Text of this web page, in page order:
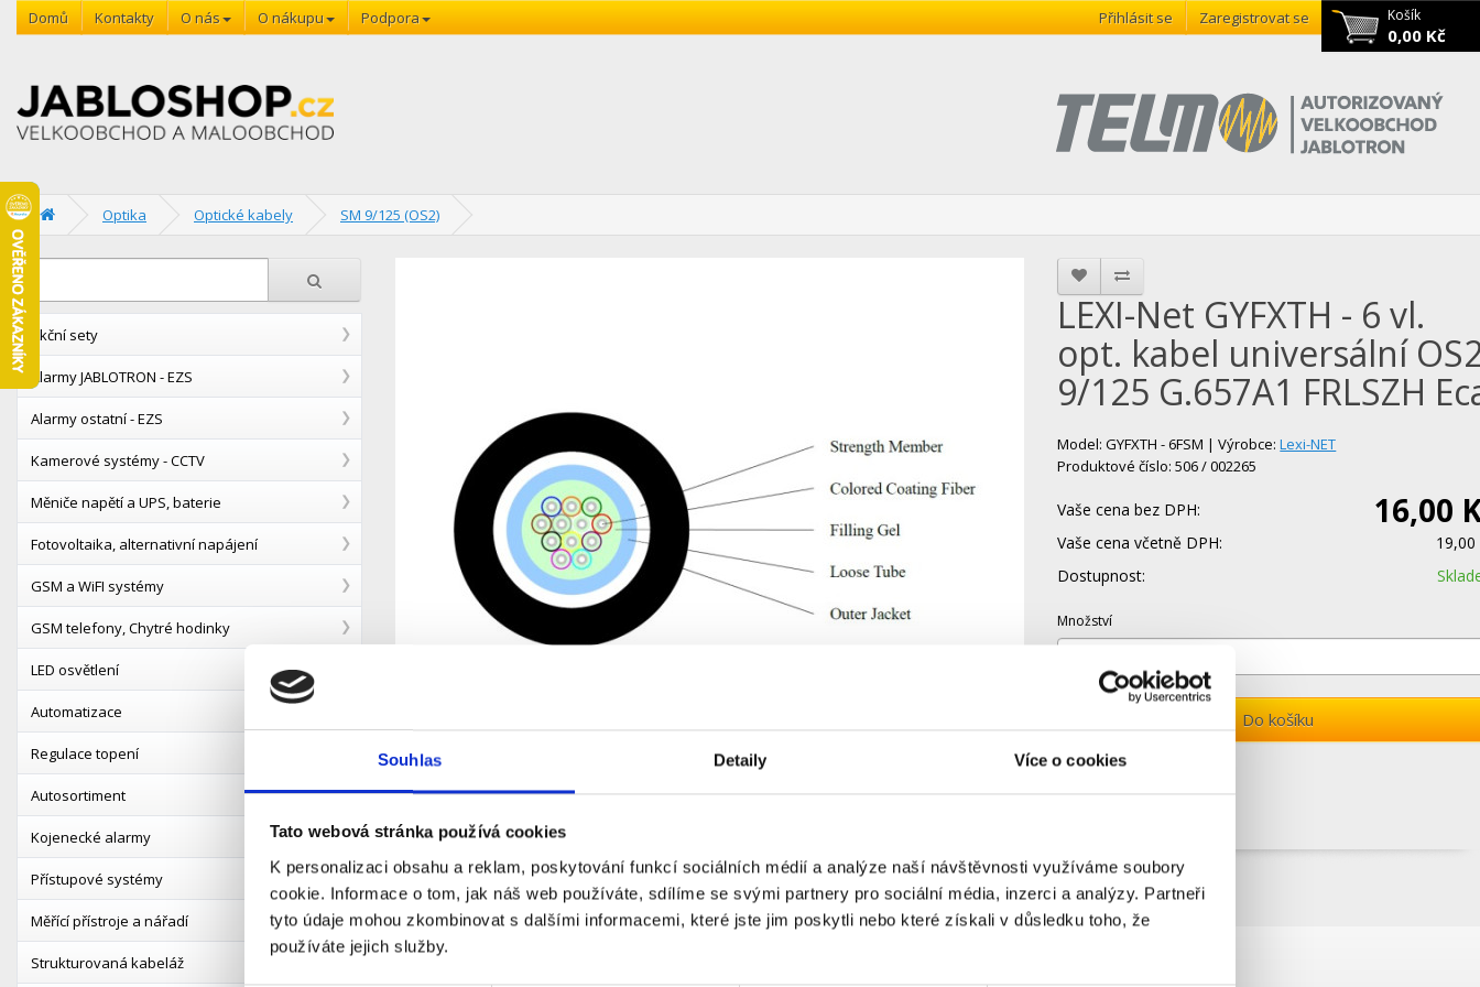
Souhlas Detaily Více o cookies
Tato webová stránka používá cookies
K personalizaci obsahu a reklam, poskytování funkcí sociálních médií a analýze naší návštěvnosti využíváme soubory
cookie. Informace o tom, jak náš web používáte, sdílíme se svými partnery pro sociální média, inzerci a analýzy. Partneři
tyto údaje mohou zkombinovat s dalšími informacemi, které jste jim poskytli nebo které získali v důsledku toho, že
používáte jejich služby.
Košík
0,00 Kč
Domů Kontakty O nás O nákupu Podpora Přihlásit se Zaregistrovat se
Optika Optické kabely SM 9/125 (OS2)
Akční sety
Alarmy JABLOTRON - EZS
Alarmy ostatní - EZS
Kamerové systémy - CCTV
Měniče napětí a UPS, baterie
Fotovoltaika, alternativní napájení
GSM a WiFI systémy
GSM telefony, Chytré hodinky
LED osvětlení
Automatizace
Regulace topení
Autosortiment
Kojenecké alarmy
Přístupové systémy
Měřící přístroje a nářadí
Strukturovaná kabeláž
LEXI-Net GYFXTH - 6 vl.
opt. kabel universální
9/125 G.657A1 FRLSZH
Model: GYFXTH - 6FSM | Výrobce:Lexi-NET
Produktové číslo: 506 / 002265
Vaše cena bez DPH: 16,00
Vaše cena včetně DPH:
19,00
Dostupnost:
Množství
Do košíku
Popis Ke stažení (2)